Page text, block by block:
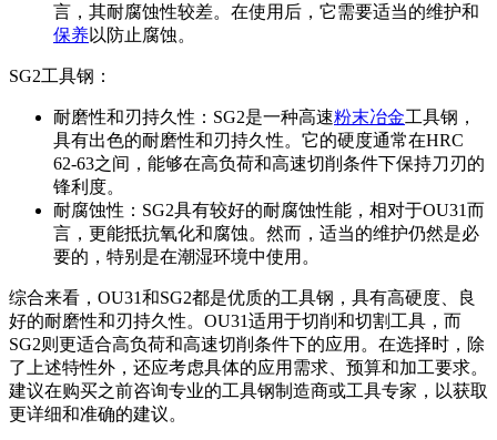
言，其耐腐蚀性较差。在使用后，它需要适当的维护和
保养以防止腐蚀。
SG2工具钢：
耐磨性和刃持久性：SG2是一种高速粉末冶金工具钢，
具有出色的耐磨性和刃持久性。它的硬度通常在HRC
62-63之间，能够在高负荷和高速切削条件下保持刀刃的
锋利度。
耐腐蚀性：SG2具有较好的耐腐蚀性能，相对于OU31而
言，更能抵抗氧化和腐蚀。然而，适当的维护仍然是必
要的，特别是在潮湿环境中使用。
综合来看，OU31和SG2都是优质的工具钢，具有高硬度、良
好的耐磨性和刃持久性。OU31适用于切削和切割工具，而
SG2则更适合高负荷和高速切削条件下的应用。在选择时，除
了上述特性外，还应考虑具体的应用需求、预算和加工要求。
建议在购买之前咨询专业的工具钢制造商或工具专家，以获取
更详细和准确的建议。